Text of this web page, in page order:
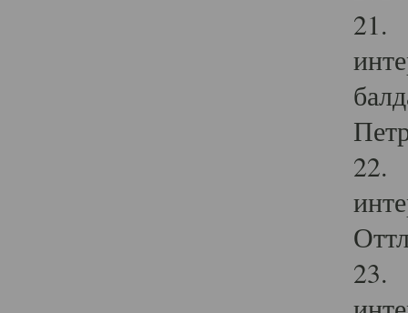
21.
22.
23.